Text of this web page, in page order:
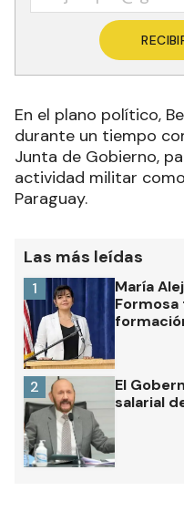
En el plano político,
durante un tiempo
Junta de Gobierno,
actividad militar
Paraguay.
Las más leídas
María
1
El
salarial
2